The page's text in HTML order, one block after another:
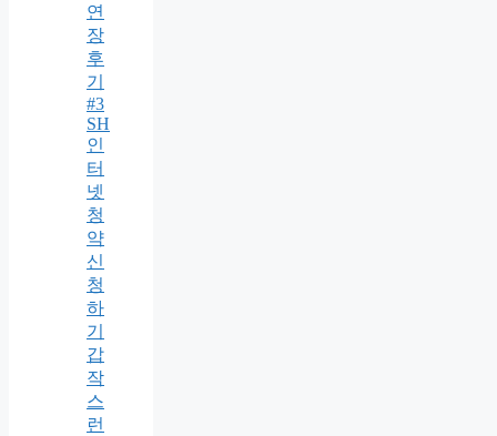
연
장
후
기
#3
SH
인
터
넷
청
약
신
청
하
기
갑
작
스
런